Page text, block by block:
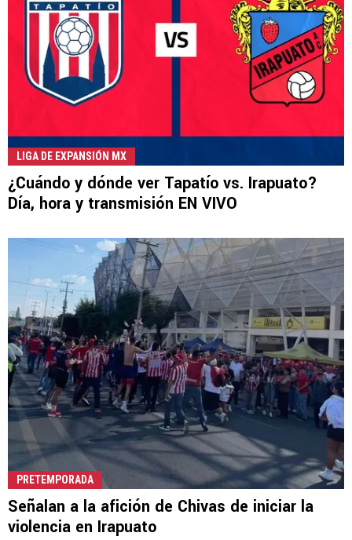
LIGA DE EXPANSIÓN MX
¿Cuándo y dónde ver Tapatío vs. Irapuato?
Día, hora y transmisión EN VIVO
PRETEMPORADA
Señalan a la afición de Chivas de iniciar la
violencia en Irapuato